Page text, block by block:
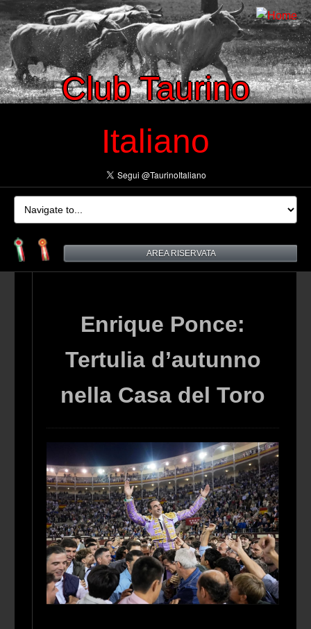
Club Taurino
Italiano
AREA RISERVATA
Enrique Ponce:
Tertulia d’autunno
nella Casa del Toro